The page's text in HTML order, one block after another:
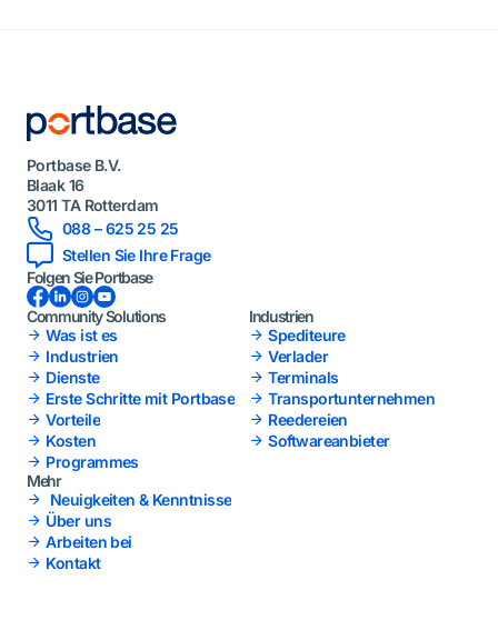
Portbase B.V.
Blaak 16
3011 TA Rotterdam
088 – 625 25 25
Stellen Sie Ihre Frage
Folgen Sie Portbase
Facebook LinkedInInstagramYouTube
Community Solutions
Was ist es
Industrien
Dienste
Erste Schritte mit Portbase
Vorteile
Kosten
Programmes
Industrien
Spediteure
Verlader
Terminals
Transportunternehmen
Reedereien
Softwareanbieter
Mehr
Neuigkeiten & Kenntnisse
Über uns
Arbeiten bei
Kontakt